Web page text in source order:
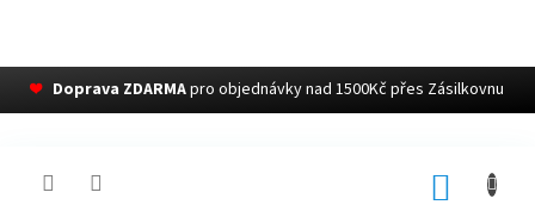
❤ Doprava ZDARMApro objednávky nad 1500Kč přes Zásilkovnu